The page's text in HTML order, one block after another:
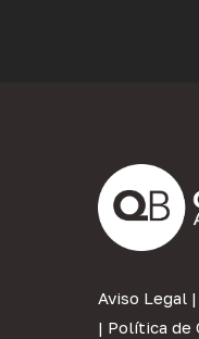
Aviso Legal |
| Política de